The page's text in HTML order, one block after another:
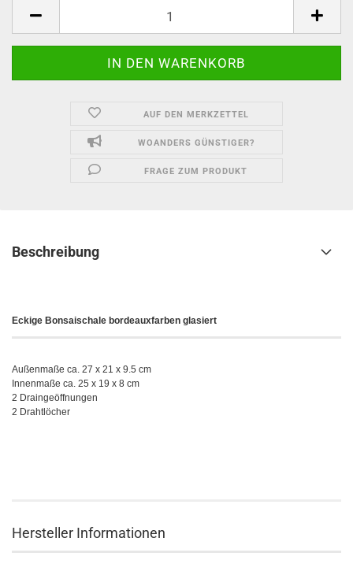
AUF DEN MERKZETTEL
WOANDERS GÜNSTIGER?
FRAGE ZUM PRODUKT
Beschreibung
Eckige Bonsaischale bordeauxfarben glasiert
Außenmaße ca. 27 x 21 x 9.5 cm
Innenmaße ca. 25 x 19 x 8 cm
2 Draingeöffnungen
2 Drahtlöcher
Hersteller Informationen